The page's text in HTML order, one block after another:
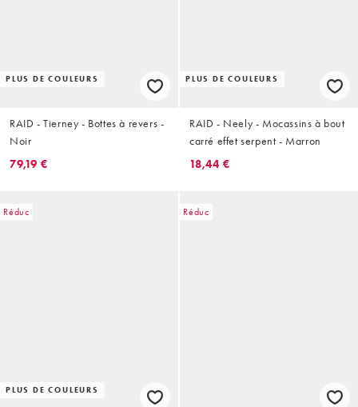
PLUS DE COULEURS
RAID - Tierney - Bottes à revers -
Noir
79,19 €
PLUS DE COULEURS
RAID - Neely - Mocassins à bout
carré effet serpent - Marron
18,44 €
Réduc
PLUS DE COULEURS
Réduc